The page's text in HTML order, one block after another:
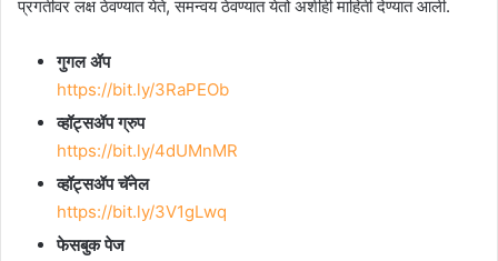
प्रगतीवर लक्ष ठेवण्यात येते, समन्वय ठेवण्यात येतो अशीही माहिती देण्यात आली.
गुगल ॲप
https://bit.ly/3RaPEOb
व्हॉट्सॲप ग्रुप
https://bit.ly/4dUMnMR
व्हॉट्सॲप चॅनेल
https://bit.ly/3V1gLwq
फेसबुक पेज